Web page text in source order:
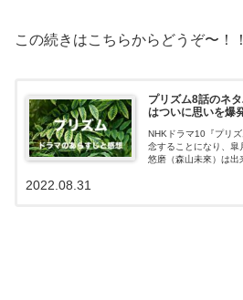
この続きはこちらからどうぞ〜！！
プリズム8話のネ
はついに思いを爆
NHKドラマ10『プリ
念することになり、皐
悠磨（森山未來）は出
磨にぶつける・・・
2022.08.31